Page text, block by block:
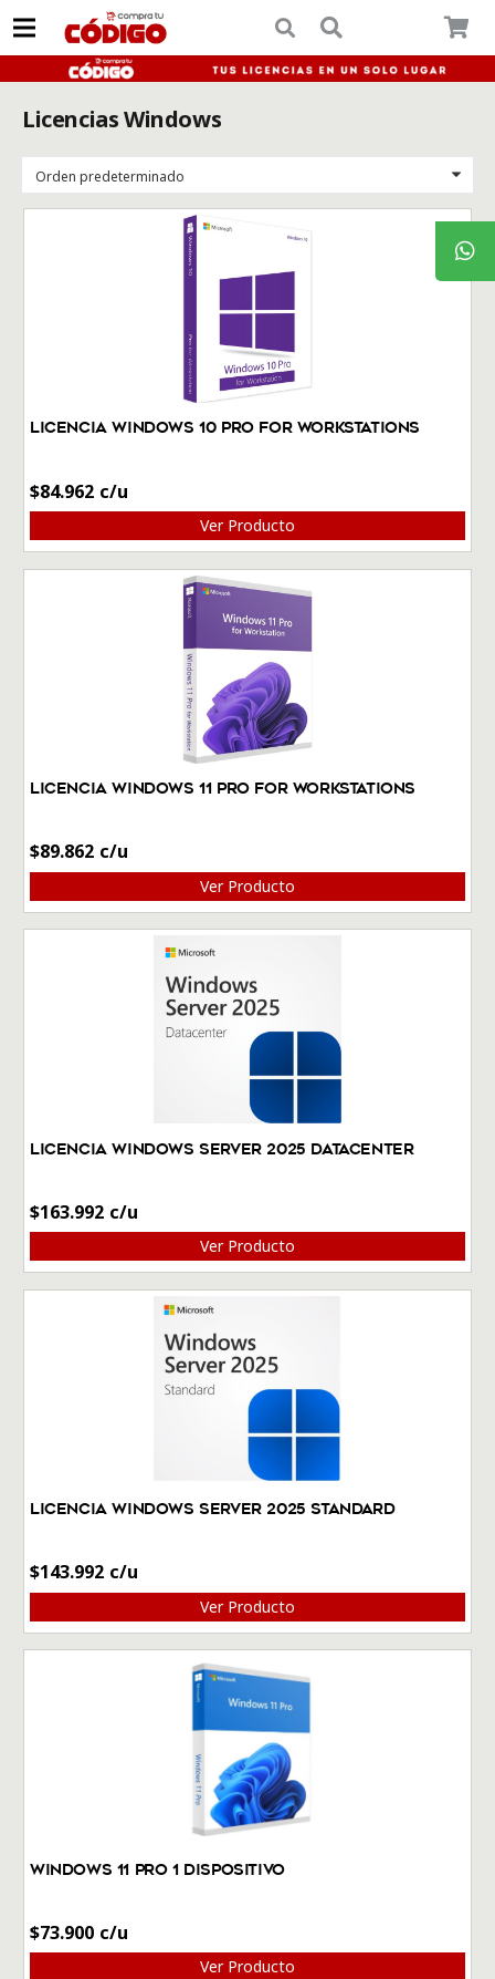
Licencias Windows
Licencia Windows 10 Pro for Workstations
$84.962
Ver Producto
Licencia Windows 11 Pro for Workstations
$89.862
Ver Producto
Licencia Windows Server 2025 Datacenter
$163.992
Ver Producto
Licencia Windows Server 2025 Standard
$143.992
Ver Producto
Windows 11 Pro 1 dispositivo
$73.900
Ver Producto